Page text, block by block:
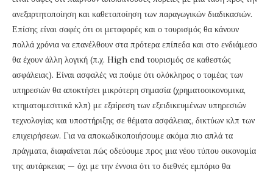
ανεξαρτητοποίηση και καθετοποίηση των παραγωγικών διαδικασιών.
Επίσης είναι σαφές ότι οι μεταφορές και ο τουρισμός θα κάνουν
πολλά χρόνια να επανέλθουν στα πρότερα επίπεδα και στο ενδιάμεσο
θα έχουν άλλη λογική (π.χ. High end τουρισμός σε καθεστώς
ασφάλειας). Είναι ασφαλές να πούμε ότι ολόκληρος ο τομέας των
υπηρεσιών θα αποκτήσει μικρότερη σημασία (χρηματοοικονομικα,
κτηματομεσιτικά κλπ) με εξαίρεση των εξειδικευμένων υπηρεσιών
τεχνολογίας και υποστήριξης σε θέματα ασφάλειας, δικτύων κλπ των
επιχειρήσεων. Για να αποκωδικοποιήσουμε ακόμα πιο απλά τα
πράγματα, διαφαίνεται πώς οδεύουμε προς μια νέου τύπου οικονομία
της αυτάρκειας — όχι με την έννοια ότι το διεθνές εμπόριο θα